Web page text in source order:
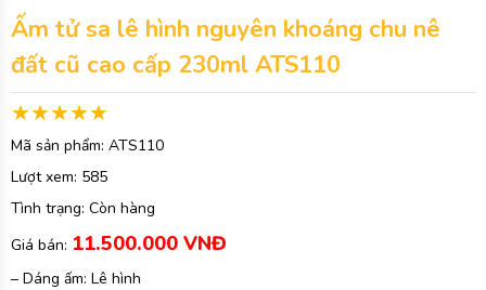
Ấm tử sa lê hình nguyên khoáng chu nê
đất cũ cao cấp 230ml ATS110
Mã sản phẩm: ATS110
Lượt xem: 585
Tình trạng: Còn hàng
Giá bán: 11.500.000 VNĐ
– Dáng ấm: Lê hình